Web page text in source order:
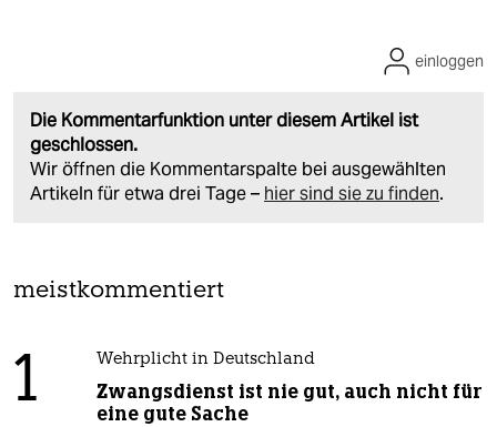
Die Kommentarfunktion unter diesem Artikel ist
geschlossen.
Wir öffnen die Kommentarspalte bei ausgewählten
Artikeln für etwa drei Tage – hier sind sie zu finden.
einloggen
meistkommentiert
1 Wehrplicht in Deutschland
Zwangsdienst ist nie gut, auch nicht für
eine gute Sache